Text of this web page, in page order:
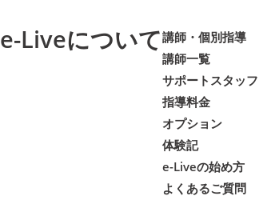
e-Liveについて講師・個別指導
講師一覧
サポートスタッフ
指導料金
オプション
体験記
e-Liveの始め方
よくあるご質問